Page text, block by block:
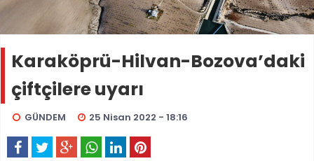
Karaköprü-Hilvan-Bozova’daki
çiftçilere uyarı
GÜNDEM 25 Nisan 2022 - 18:16